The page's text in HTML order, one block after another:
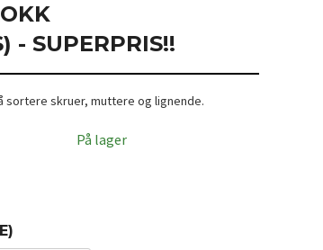
- SUPERPRIS!!
sortere skruer, muttere og lignende.
På lager